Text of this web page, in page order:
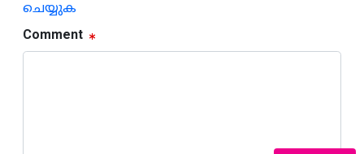
ചെയ്യുക
Comment